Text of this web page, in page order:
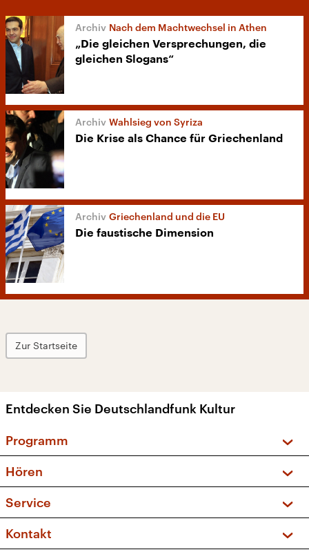
Nach dem Machtwechsel in Athen
„Die gleichen Versprechungen, die
gleichen Slogans“
Wahlsieg von Syriza
Die Krise als Chance für Griechenland
Griechenland und die EU
Die faustische Dimension
Zur Startseite
Entdecken Sie Deutschlandfunk Kultur
Programm
Sendungen und Podcasts
Musikliste
Kakadu – Das Kinderprogramm
Hören
Frequenzen (UKW + DAB+)
Service
FAQ
Kontakt